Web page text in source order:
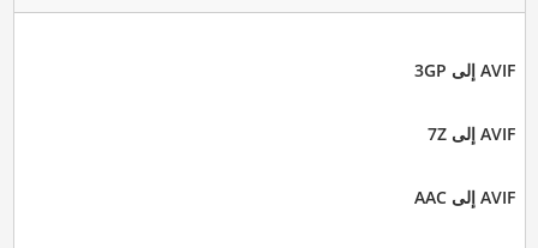
AVIF إلى 3GP
AVIF إلى 7Z
AVIF إلى AAC